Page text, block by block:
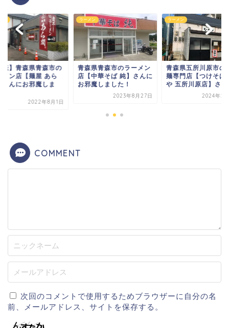
転】青森県青森市の
メン店【麺屋 あら
さんにお邪魔しま
2022年8月1日
ラーメン
青森県青森市のラーメン
店【中華そば 純】さんに
お邪魔しました！
2023年8月27日
ラーメン
青森県五所川原市の
麺専門店【つけそば
や 五所川原店】さ
2024年2
COMMENT
次回のコメントで使用するためブラウザーに自分の名
前、メールアドレス、サイトを保存する。